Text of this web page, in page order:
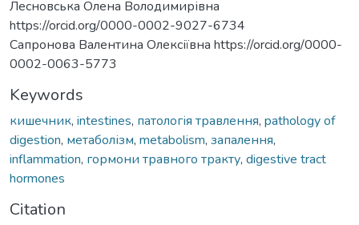
Лесновська Олена Володимирівна
https://orcid.org/0000-0002-9027-6734
Сапронова Валентина Олексіївна https://orcid.org/0000-
0002-0063-5773
Keywords
кишечник, intestines, патологія травлення, pathology of
digestion, метаболізм, metabolism, запалення,
inflammation, гормони травного тракту, digestive tract
hormones
Citation